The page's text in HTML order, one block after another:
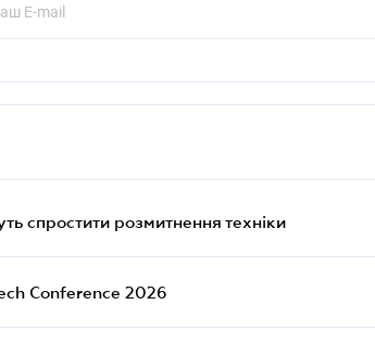
спростити розмитнення техніки
Conference 2026